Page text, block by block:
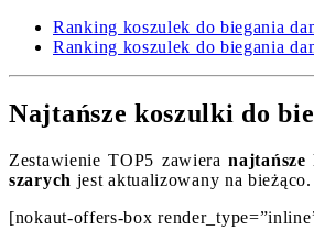
Ranking koszulek do biegania
Ranking koszulek do biegania
Najtańsze koszulki do
Zestawienie TOP5 zawieranajtańsze
szarych jest aktualizowany na bieżąco.
[nokaut-offers-box